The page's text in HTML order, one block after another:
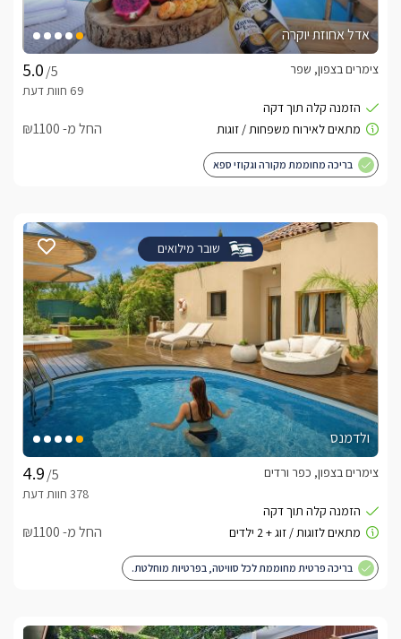
אדל אחוזת יוקרה
/5
צימרים בצפון, שפר
החל מ- ₪1100
בריכה מחוממת מקורה וגקוזי ספא
שובר מילואים
ולדמנס
/5
צימרים בצפון, כפר ורדים
החל מ- ₪1100
בריכה פרטית מחוממת לכל סוויטה, בפרטיות מוחלטת.